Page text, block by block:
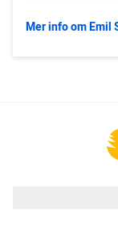
Mer info om Emil